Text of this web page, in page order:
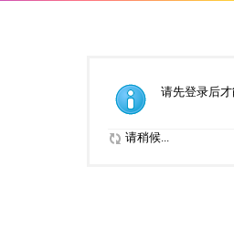
请先登录后
请稍候...